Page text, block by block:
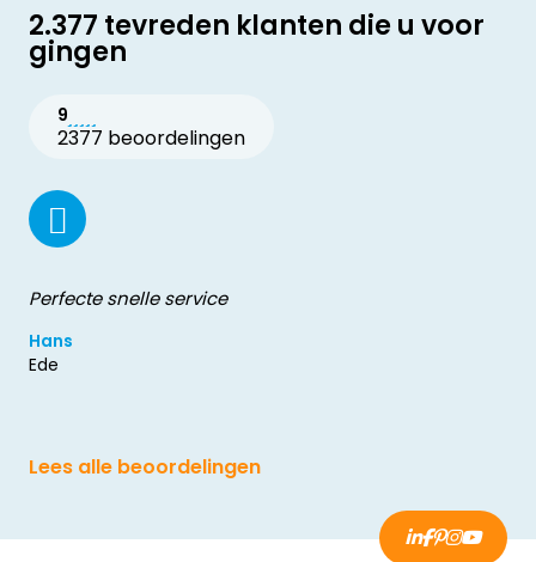
2.377 tevreden klanten die u voor
gingen
9
2377 beoordelingen
Perfecte snelle service
Hans
Ede
Lees alle beoordelingen